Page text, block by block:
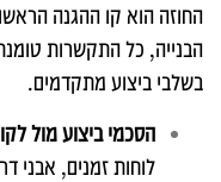
החוזה הוא קו ההגנה
הבנייה, כל התקשרות
בשלבי ביצוע מתקדמים.
הסכמי ביצוע מול
לוחות זמנים, אבני